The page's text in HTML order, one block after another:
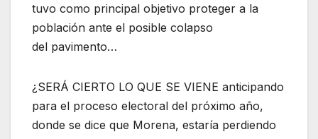
tuvo como principal objetivo proteger a la
población ante el posible colapso
del pavimento…
¿SERÁ CIERTO LO QUE SE VIENE anticipando
para el proceso electoral del próximo año,
donde se dice que Morena, estaría perdiendo